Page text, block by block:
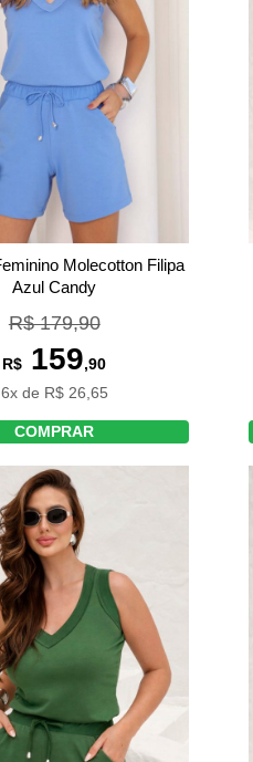
Molecotton Filipa
Azul Candy
R$ 179,90
R$ 159,90
6x de R$ 26,65
COMPRAR